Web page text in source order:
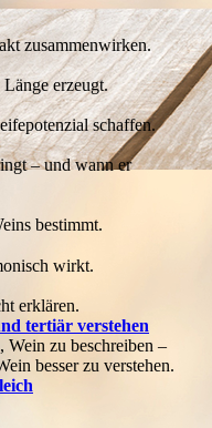
zusammenwirken.
erzeugt.
schaffen.
– und wann er
bestimmt.
wirkt.
erklären.
tertiär verstehen
Wein zu beschreiben –
besser zu verstehen.